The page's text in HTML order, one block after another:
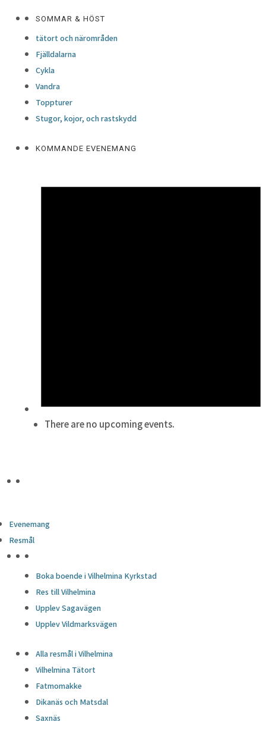
SOMMAR & HÖST
tätort och närområden
Fjälldalarna
Cykla
Vandra
Toppturer
Stugor, kojor, och rastskydd
KOMMANDE EVENEMANG
There are no upcoming events.
Evenemang
Resmål
Boka boende i Vilhelmina Kyrkstad
Res till Vilhelmina
Upplev Sagavägen
Upplev Vildmarksvägen
Alla resmål i Vilhelmina
Vilhelmina Tätort
Fatmomakke
Dikanäs och Matsdal
Saxnäs